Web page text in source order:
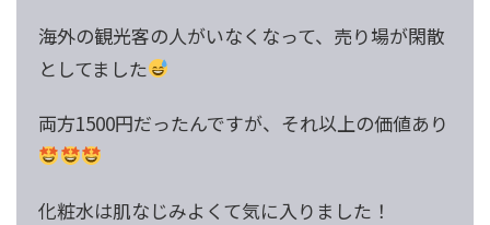
海外の観光客の人がいなくなって、売り場が閑散
としてました
両方1500円だったんですが、それ以上の価値あり
化粧水は肌なじみよくて気に入りました！